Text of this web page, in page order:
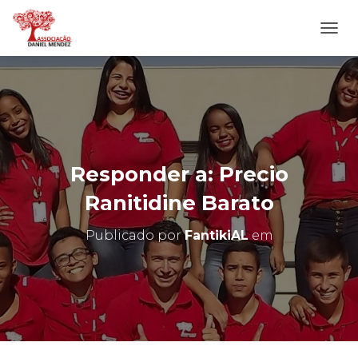
L
T
E
R
N
A
N
A
E
G
O
Responder a: Precio
Ranitidine Barato
Publicado porFantikiALem